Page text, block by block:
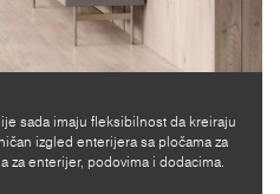
sada imaju fleksibilnost da kreiraju
izgled enterijera sa pločama za
za enterijer, podovima i dodacima.